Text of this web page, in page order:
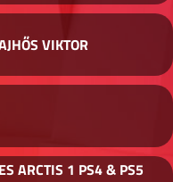
VIKTOR
ARCTIS 1 PS4 & PS5